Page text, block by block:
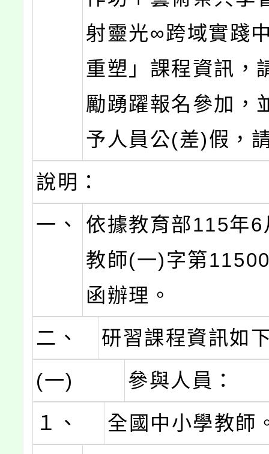
射靈光∞跨域實踐
重塑」課程資訊，
勵踴躍報名參加，
予人員公(差)假，
說明：
一、
依據教育部115年
教師(一)字第
函辦理。
二、
研習課程資訊如
(一)
參與人員：
１、
全國中小學教師